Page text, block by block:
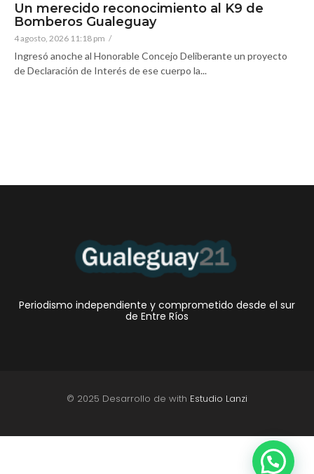
Un merecido reconocimiento al K9 de
Bomberos Gualeguay
4 agosto, 2026 11:18 pm /
Ingresó anoche al Honorable Concejo Deliberante un proyecto
de Declaración de Interés de ese cuerpo la...
Periodismo independiente y comprometido desde el sur
de Entre Ríos
© 2025 Desarrollo de with Estudio Lanzi